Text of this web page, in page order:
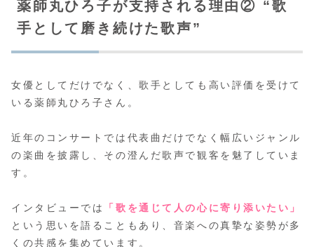
薬師丸ひろ子が支持される理由② “歌
手として磨き続けた歌声”
女優としてだけでなく、歌手としても高い評価を受けて
いる薬師丸ひろ子さん。
近年のコンサートでは代表曲だけでなく幅広いジャンル
の楽曲を披露し、その澄んだ歌声で観客を魅了していま
す。
インタビューでは
「歌を通じて人の心に寄り添いたい」
という思いを語ることもあり、音楽への真摯な姿勢が多
くの共感を集めています。